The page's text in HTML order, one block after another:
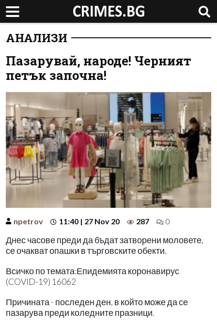
АНАЛИЗИ
Пазарувай, народе! Черният
петък започна!
npetrov 11:40 | 27 Nov 20 287 0
Днес часове преди да бъдат затворени моловете,
се очакват опашки в търговските обекти.
Всичко по темата:Епидемията коронавирус
(COVID-19) 16062
Причината - последен ден, в който може да се
пазарува преди коледните празници.